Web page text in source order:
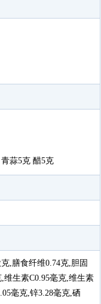
蒜5克 醋5克
,膳食纤维0.74克,胆固
维生素C0.95毫克,维生素
毫克,锌3.28毫克,硒